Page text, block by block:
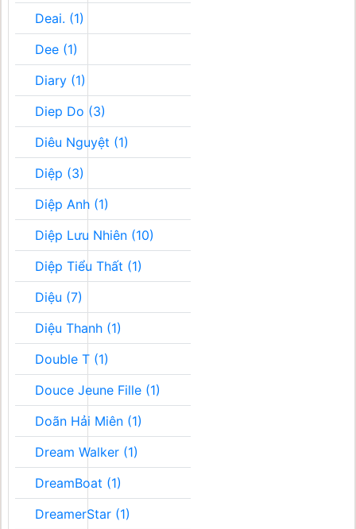
Deai. (1)
Dee (1)
Diary (1)
Diep Do (3)
Diêu Nguyệt (1)
Diệp (3)
Diệp Anh (1)
Diệp Lưu Nhiên (10)
Diệp Tiểu Thất (1)
Diệu (7)
Diệu Thanh (1)
Double T (1)
Douce Jeune Fille (1)
Doãn Hải Miên (1)
Dream Walker (1)
DreamBoat (1)
DreamerStar (1)